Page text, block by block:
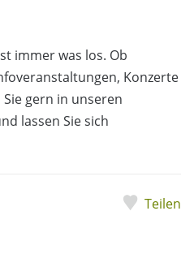
immer was los. Ob
Konzerte
gern in unseren
lassen Sie sich
Teilen